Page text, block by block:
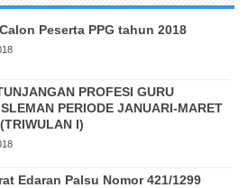
Peserta PPG tahun 2018
PROFESI GURU
PERIODE JANUARI-MARET
I)
Edaran Palsu Nomor 421/1299